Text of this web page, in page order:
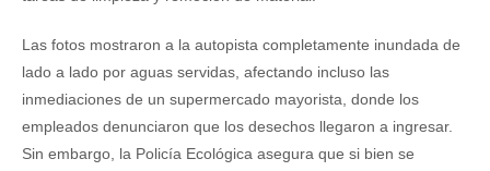
Las fotos mostraron a la autopista completamente inundada de
lado a lado por aguas servidas, afectando incluso las
inmediaciones de un supermercado mayorista, donde los
empleados denunciaron que los desechos llegaron a ingresar.
Sin embargo, la Policía Ecológica asegura que si bien se